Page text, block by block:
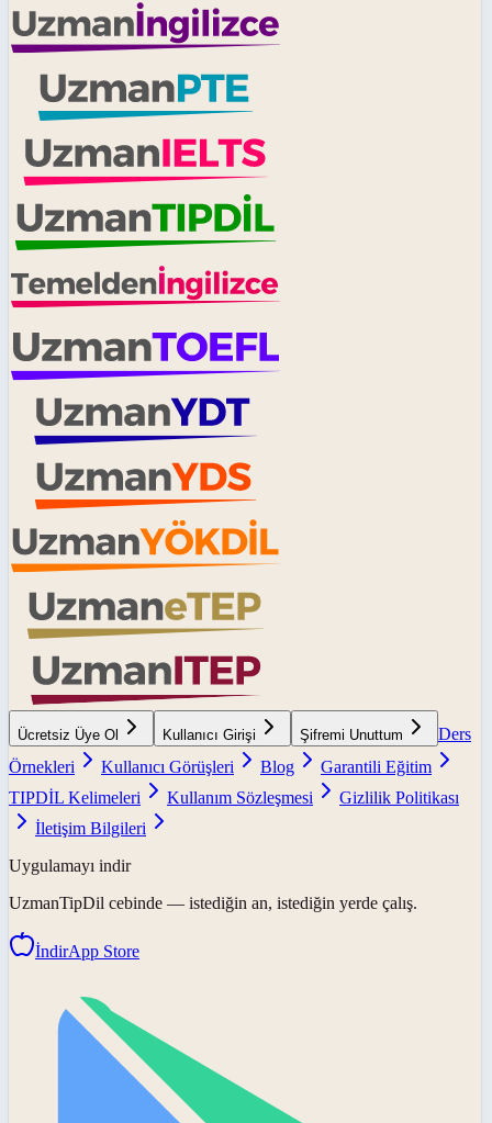
Ücretsiz Üye Ol Kullanıcı Girişi Şifremi Unuttum
Ders
Örnekleri
Kullanıcı Görüşleri Blog
Garantili Eğitim
TIPDİL Kelimeleri
Kullanım Sözleşmesi
Gizlilik Politikası
İletişim Bilgileri
Uygulamayı indir
UzmanTipDil cebinde — istediğin an, istediğin yerde çalış.
İndirApp Store